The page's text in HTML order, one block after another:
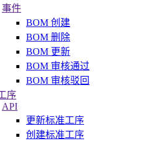
事件
BOM 创建
BOM 删除
BOM 更新
BOM 审核通过
BOM 审核驳回
序
API
更新标准工序
创建标准工序